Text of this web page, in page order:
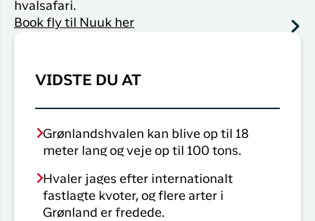
hvalsafari.
Book fly til Nuuk her
VIDSTE DU AT
Grønlandshvalen kan blive op til 18
meter lang og veje op til 100 tons.
Hvaler jages efter internationalt
fastlagte kvoter, og flere arter i
Grønland er fredede.